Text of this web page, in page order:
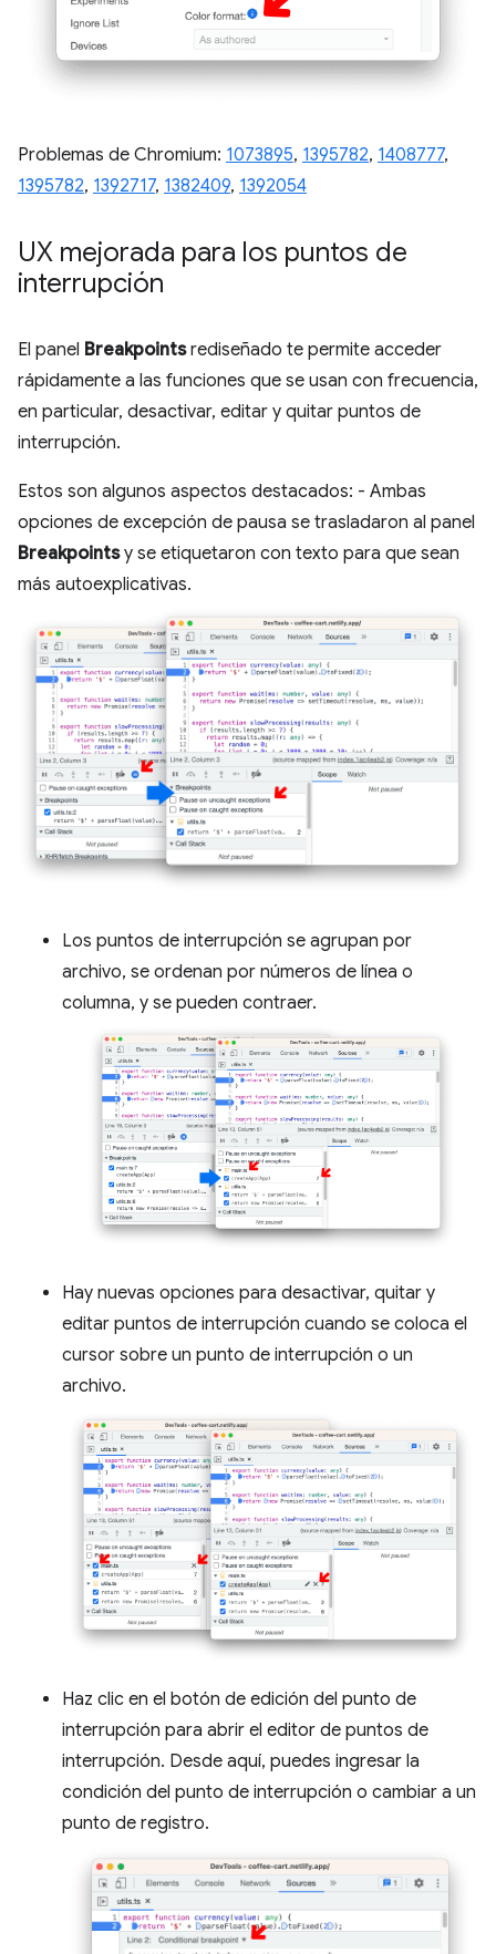
Problemas de Chromium: 1073895, 1395782, 1408777,
1395782, 1392717, 1382409, 1392054
UX mejorada para los puntos de
interrupción
El panel Breakpointsrediseñado te permite acceder
rápidamente a las funciones que se usan con frecuencia,
en particular, desactivar, editar y quitar puntos de
interrupción.
Estos son algunos aspectos destacados: - Ambas
opciones de excepción de pausa se trasladaron al panel
Breakpointsy se etiquetaron con texto para que sean
más autoexplicativas.
Los puntos de interrupción se agrupan por
archivo, se ordenan por números de línea o
columna, y se pueden contraer.
Hay nuevas opciones para desactivar, quitar y
editar puntos de interrupción cuando se coloca el
cursor sobre un punto de interrupción o un
archivo.
Haz clic en el botón de edición del punto de
interrupción para abrir el editor de puntos de
interrupción. Desde aquí, puedes ingresar la
condición del punto de interrupción o cambiar a un
punto de registro.